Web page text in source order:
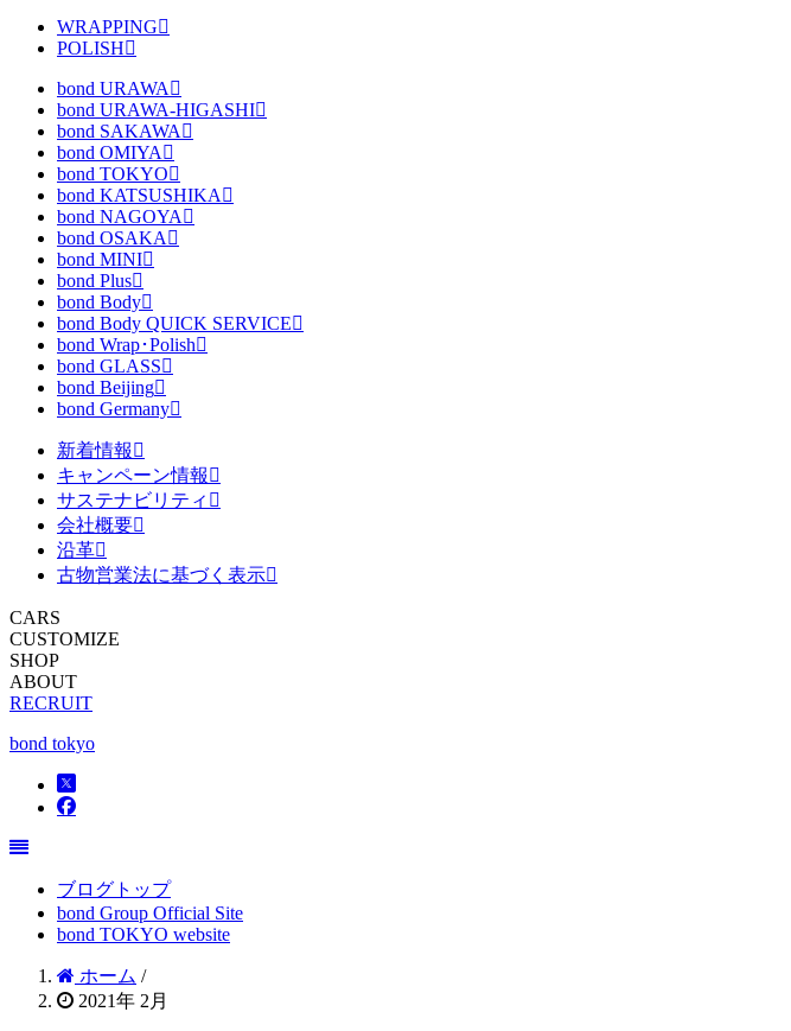
WRAPPING
POLISH
bond URAWA
bond URAWA-HIGASHI
bond SAKAWA
bond OMIYA
bond TOKYO
bond KATSUSHIKA
bond NAGOYA
bond OSAKA
bond MINI
bond Plus
bond Body
bond Body QUICK SERVICE
bond Wrap･Polish
bond GLASS
bond Beijing
bond Germany
新着情報
キャンペーン情報
サステナビリティ
会社概要
沿革
古物営業法に基づく表示
CARS
CUSTOMIZE
SHOP
ABOUT
RECRUIT
bond tokyo
ブログトップ
bond Group Official Site
bond TOKYO website
ホーム /
2021年 2月